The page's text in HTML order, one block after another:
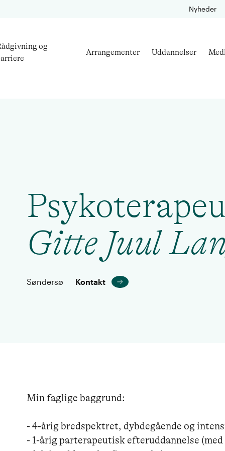
Nyheder
og
Arrangementer Uddannelser
Gitte Juul
Søndersø Kontakt
Min faglige baggrund:
- 4-årig bredspektret, dybdegående og
- 1-årig parterapeutisk efteruddannelse